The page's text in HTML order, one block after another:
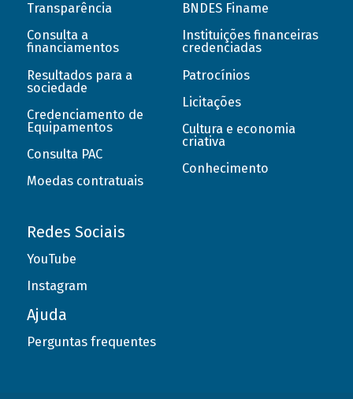
Transparência
Consulta a
financiamentos
Resultados para a
sociedade
Credenciamento de
Equipamentos
Consulta PAC
Moedas contratuais
BNDES Finame
Instituições financeiras
credenciadas
Patrocínios
Licitações
Cultura e economia
criativa
Conhecimento
Redes Sociais
YouTube
Instagram
Ajuda
Perguntas frequentes